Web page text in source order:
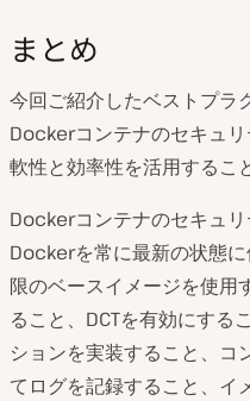
まとめ
今回ご紹介したベストプラ
Dockerコンテナのセキュ
軟性と効率性を活用するこ
Dockerコンテナのセキュリ
Dockerを常に最新の状態
限のベースイメージを使用
ること、DCTを有効にする
ションを実装すること、コ
てログを記録すること、イ